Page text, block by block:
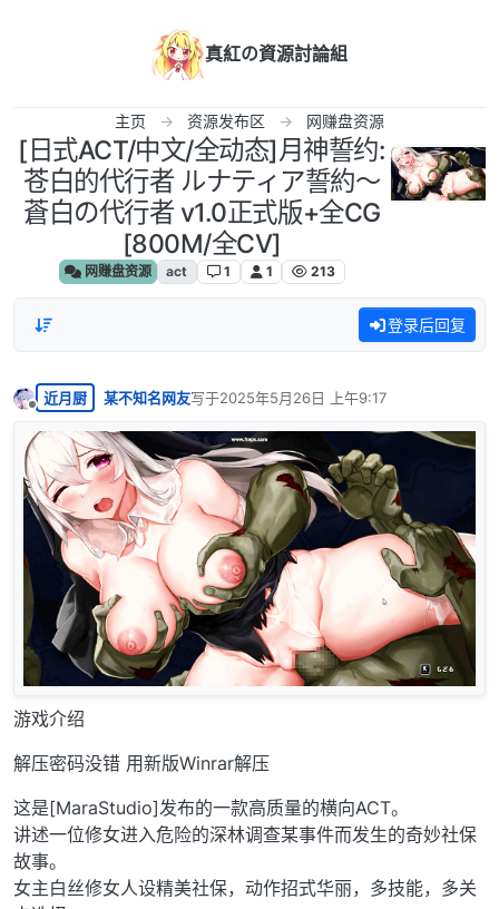
真紅の資源討論組
主页 资源发布区 网赚盘资源
[日式ACT/中文/全动态]月神誓约:
苍白的代行者 ルナティア誓約～
蒼白の代行者 v1.0正式版+全CG
[800M/全CV]
网赚盘资源 act 1 1 213
登录后回复
离线
近月厨 某不知名网友写于2025年5月26日 上午9:17
最后由 编辑
游戏介绍
解压密码没错 用新版Winrar解压
这是[MaraStudio]发布的一款高质量的横向ACT。
讲述一位修女进入危险的深林调查某事件而发生的奇妙社保
故事。
女主白丝修女人设精美社保，动作招式华丽，多技能，多关